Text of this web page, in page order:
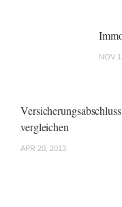
NOV
vergleichen
APR 20, 2013